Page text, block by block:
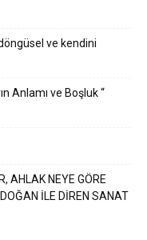
ve kendini
Anlamı ve Boşluk “
AHLAK NEYE GÖRE
İLE DİREN SANAT